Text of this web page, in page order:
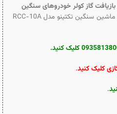
گاز کولر خودروهای سنگین
فروش اقساطی دستگاه شارژ کولر ماشین سنگین تکتینو مدل RCC-10A
کلیک کنید.
.